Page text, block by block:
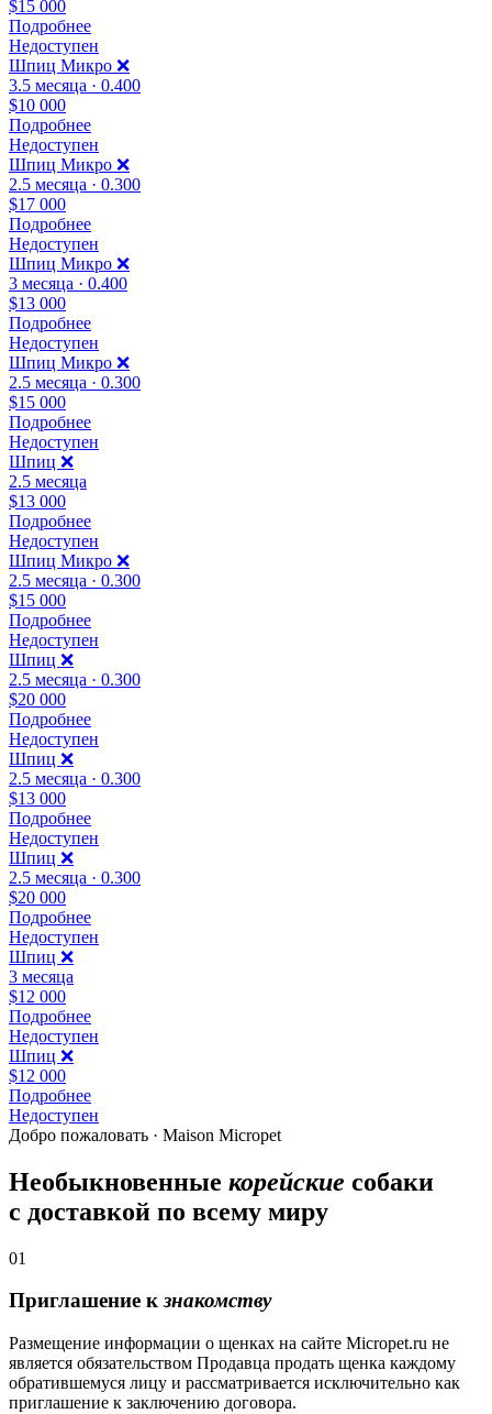
$15 000
Подробнее
Недоступен
Шпиц Микро ❌
3.5 месяца · 0.400
$10 000
Подробнее
Недоступен
Шпиц Микро ❌️
2.5 месяца · 0.300
$17 000
Подробнее
Недоступен
Шпиц Микро ❌
3 месяца · 0.400
$13 000
Подробнее
Недоступен
Шпиц Микро ❌️
2.5 месяца · 0.300
$15 000
Подробнее
Недоступен
Шпиц ❌
2.5 месяца
$13 000
Подробнее
Недоступен
Шпиц Микро ❌
2.5 месяца · 0.300
$15 000
Подробнее
Недоступен
Шпиц ❌️
2.5 месяца · 0.300
$20 000
Подробнее
Недоступен
Шпиц ❌️
2.5 месяца · 0.300
$13 000
Подробнее
Недоступен
Шпиц ❌️
2.5 месяца · 0.300
$20 000
Подробнее
Недоступен
Шпиц ❌️
3 месяца
$12 000
Подробнее
Недоступен
Шпиц ❌
$12 000
Подробнее
Недоступен
Добро пожаловать · Maison Micropet
Необыкновенные корейские собаки
с доставкой по всему миру
01
Приглашение кзнакомству
Размещение информации о щенках на сайте Micropet.ru не
является обязательством Продавца продать щенка каждому
обратившемуся лицу и рассматривается исключительно как
приглашение к заключению договора.